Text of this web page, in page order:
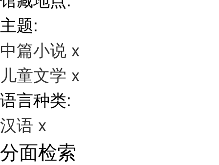
主题:
中篇小说 x
儿童文学 x
语言种类:
汉语 x
分面检索